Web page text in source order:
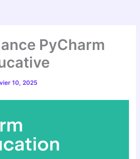
PyCharm
10, 2025